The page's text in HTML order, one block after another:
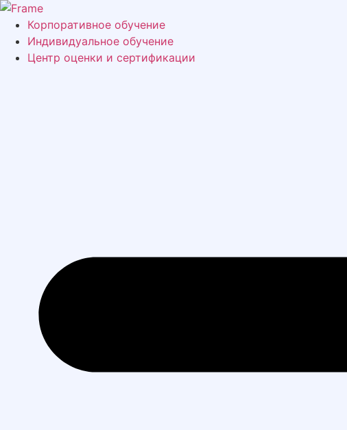
Перейти
содержимому
Корпоративное обучение
Индивидуальное обучение
Центр оценки и сертификации